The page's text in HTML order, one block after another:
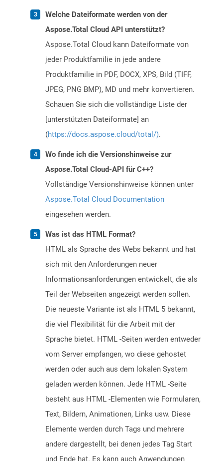
Welche Dateiformate werden von der
Aspose.Total Cloud API unterstützt?
Aspose.Total Cloud kann Dateiformate von
jeder Produktfamilie in jede andere
Produktfamilie in PDF, DOCX, XPS, Bild (TIFF,
JPEG, PNG BMP), MD und mehr konvertieren.
Schauen Sie sich die vollständige Liste der
[unterstützten Dateiformate] an
(https://docs.aspose.cloud/total/).
Wo finde ich die Versionshinweise zur
Aspose.Total Cloud-API für C++?
Vollständige Versionshinweise können unter
Aspose.Total Cloud Documentation
eingesehen werden.
Was ist das HTML Format?
HTML als Sprache des Webs bekannt und hat
sich mit den Anforderungen neuer
Informationsanforderungen entwickelt, die als
Teil der Webseiten angezeigt werden sollen.
Die neueste Variante ist als HTML 5 bekannt,
die viel Flexibilität für die Arbeit mit der
Sprache bietet. HTML -Seiten werden entweder
vom Server empfangen, wo diese gehostet
werden oder auch aus dem lokalen System
geladen werden können. Jede HTML -Seite
besteht aus HTML -Elementen wie Formularen,
Text, Bildern, Animationen, Links usw. Diese
Elemente werden durch Tags und mehrere
andere dargestellt, bei denen jedes Tag Start
und Ende hat. Es kann auch Anwendungen